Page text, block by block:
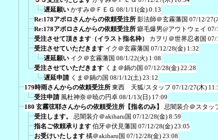
遅延願い かすみ＠ＦＥＧ 08/1/11(金) 0:13
Re:178アポロさんからの依頼受注所 影法師＠玄霧藩国 07/12/27(
Re:178アポロさんからの依頼受注所 癖毛爆男@アウトウェイ 07/
受注させて頂きます（イラスト指名枠）
カヲリ＠世界忍者国 07/
受注させていただきます イク＠玄霧藩国 07/12/28(金) 1:32
遅延願い イク＠玄霧藩国 08/1/22(火) 1:08
受注させていただきます くま＠鍋の国 07/12/28(金) 22:28
遅延申請 くま＠鍋の国 08/1/12(土) 23:12
179時雨さんからの依頼受注所 東西 天狐/スタッフ 07/12/27(木)
受注申請 風杜神奈＠暁の円卓 08/1/13(日) 17:09
180 玄霧弦耶さんからの依頼受注所【指名のみ】
忌闇装介＠スタッ
受注します。
忌闇装介＠akiharu国 07/12/28(金) 8:59
指名ご依頼承ります 伯牙＠伏見藩国 07/12/28(金) 23:05
お受けいたします 橘＠akiharu国 07/12/28(金) 23:08